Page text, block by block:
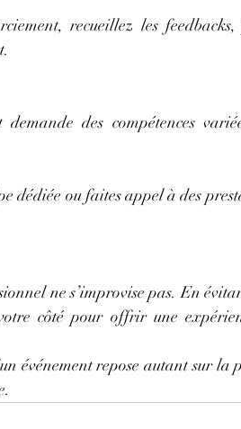
recueillez les
demande des compétences
dédiée ou faites appel à des
ne s’improvise pas. En
côté pour offrir une
événement repose autant sur